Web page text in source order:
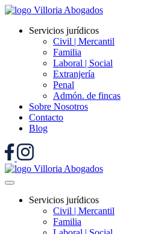
Servicios jurídicos
Civil | Mercantil
Familia
Laboral | Social
Extranjería
Penal
Admón. de fincas
Sobre Nosotros
Contacto
Blog
Servicios jurídicos
Civil | Mercantil
Familia